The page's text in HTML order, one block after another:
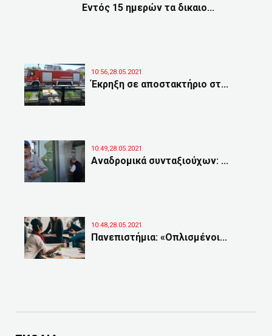
Εντός 15 ημερών τα δικαιο...
10:56,28.05.2021
Έκρηξη σε αποστακτήριο στ...
10:49,28.05.2021
Αναδρομικά συνταξιούχων: ...
10:48,28.05.2021
Πανεπιστήμια: «Οπλισμένοι...